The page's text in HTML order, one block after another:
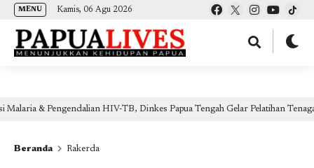
(self.SWG_BASIC = self.SWG_BASIC || []).push( basicSubscriptions => {
basicSubscriptions.init({ type: "NewsArticle", isPartOfType: ["Product"], isPartOfProductId:
MENU Kamis, 06 Agu 2026
HIV-TB, Dinkes Papua Tengah Gelar Pelatihan Tenaga Kesehatan
Beranda Rakerda